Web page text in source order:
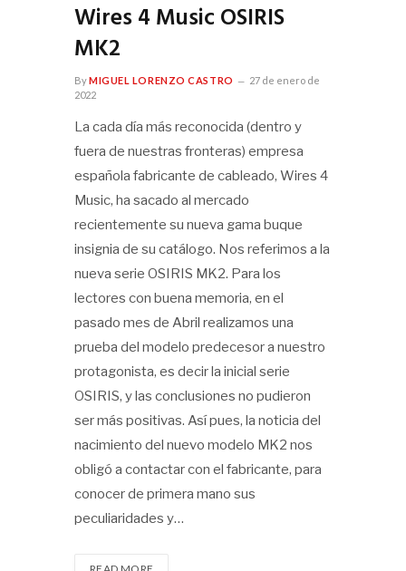
Wires 4 Music OSIRIS
MK2
ByMIGUEL LORENZO CASTRO
27 de enero de
2022
La cada día más reconocida (dentro y
fuera de nuestras fronteras) empresa
española fabricante de cableado, Wires 4
Music, ha sacado al mercado
recientemente su nueva gama buque
insignia de su catálogo. Nos referimos a la
nueva serie OSIRIS MK2. Para los
lectores con buena memoria, en el
pasado mes de Abril realizamos una
prueba del modelo predecesor a nuestro
protagonista, es decir la inicial serie
OSIRIS, y las conclusiones no pudieron
ser más positivas. Así pues, la noticia del
nacimiento del nuevo modelo MK2 nos
obligó a contactar con el fabricante, para
conocer de primera mano sus
peculiaridades y…